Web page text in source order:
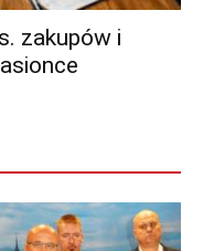
zakupów i